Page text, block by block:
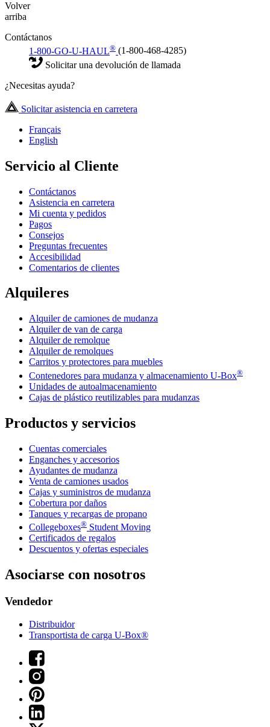
Volver
arriba
Contáctanos
1-800-GO-U-HAUL® (1-800-468-4285)
Solicitar una devolución de llamada
¿Necesitas ayuda?
Solicitar asistencia en carretera
Français
English
Servicio al Cliente
Contáctanos
Asistencia en carretera
Mi cuenta y pedidos
Pagos
Consejos
Preguntas frecuentes
Accesibilidad
Comentarios de clientes
Alquileres
Alquiler de camiones de mudanza
Alquiler de van de carga
Alquiler de remolque
Alquiler de remolques
Carritos y protectores para muebles
Contenedores para mudanza y almacenamiento U-Box®
Unidades de autoalmacenamiento
Cajas de plástico reutilizables para mudanzas
Productos y servicios
Cuentas comerciales
Enganches y accesorios
Ayudantes de mudanza
Venta de camiones usados
Cajas y suministros de mudanza
Cobertura por daños
Tanques y recargas de propano
Collegeboxes® Student Moving
Certificados de regalos
Descuentos y ofertas especiales
Asociarse con nosotros
Vendedor
Distribuidor
Transportista de carga U-Box®